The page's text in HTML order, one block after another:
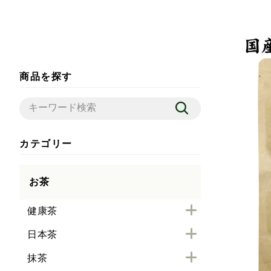
商品を探す
カテゴリー
お茶
健康茶
日本茶
抹茶